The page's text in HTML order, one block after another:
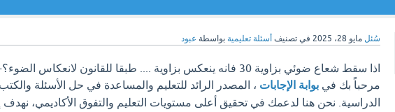
سُئل مايو 28، 2025 في تصنيف أسئلة تعليمية بواسطة عبود
اذا سقط شعاع ضوئي بزاوية 30 فانه ينعكس بزاوية .... طبقا للقانون لانعكاس
مرحباً بك في بوابة الإجابات ، المصدر الرائد للتعليم والمساعدة في حل الأسئلة والكتب
الدراسية. نحن هنا لدعمك في تحقيق أعلى مستويات التعليم والتفوق الأكاديمي، نهدف